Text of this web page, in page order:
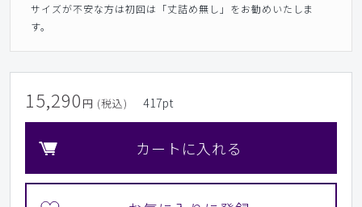
サイズが不安な方は初回は「丈詰め無し」をお勧めいたしま
す。
15,290 円 (税込) 417pt
カートに入れる